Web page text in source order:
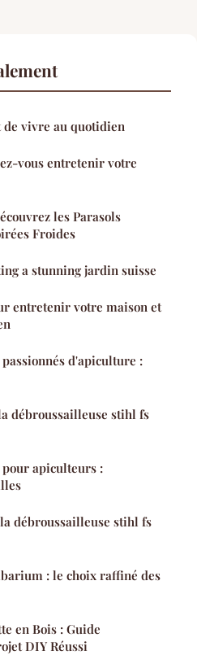
de vivre au quotidien
vous entretenir votre
les Parasols
Froides
a stunning jardin suisse
entretenir votre maison et
d'apiculture :
débroussailleuse stihl fs
apiculteurs :
débroussailleuse stihl fs
: le choix raffiné des
en Bois : Guide
DIY Réussi